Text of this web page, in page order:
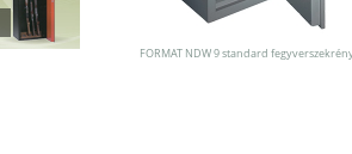
FORMAT NDW 9 standard